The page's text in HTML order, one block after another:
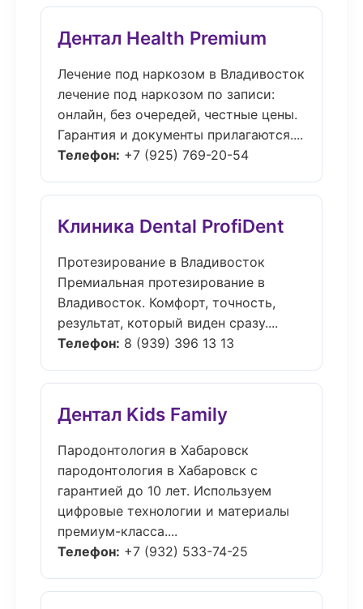
Дентал Health Premium
Лечение под наркозом в Владивосток
лечение под наркозом по записи:
онлайн, без очередей, честные цены.
Гарантия и документы прилагаются....
Телефон: +7 (925) 769-20-54
Клиника Dental ProfiDent
Протезирование в Владивосток
Премиальная протезирование в
Владивосток. Комфорт, точность,
результат, который виден сразу....
Телефон: 8 (939) 396 13 13
Дентал Kids Family
Пародонтология в Хабаровск
пародонтология в Хабаровск с
гарантией до 10 лет. Используем
цифровые технологии и материалы
премиум-класса....
Телефон: +7 (932) 533-74-25